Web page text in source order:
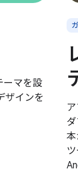
ーマを設
ザインを